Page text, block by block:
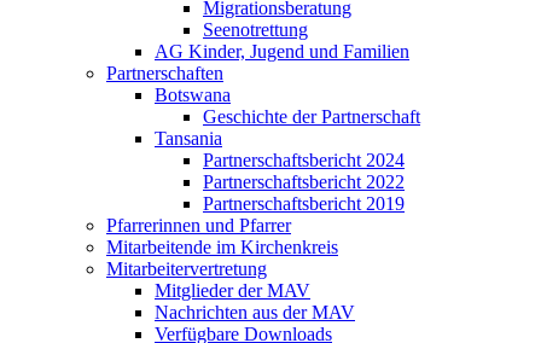
Migrationsberatung
Seenotrettung
AG Kinder, Jugend und Familien
Partnerschaften
Botswana
Geschichte der Partnerschaft
Tansania
Partnerschaftsbericht 2024
Partnerschaftsbericht 2022
Partnerschaftsbericht 2019
Pfarrerinnen und Pfarrer
Mitarbeitende im Kirchenkreis
Mitarbeitervertretung
Mitglieder der MAV
Nachrichten aus der MAV
Verfügbare Downloads